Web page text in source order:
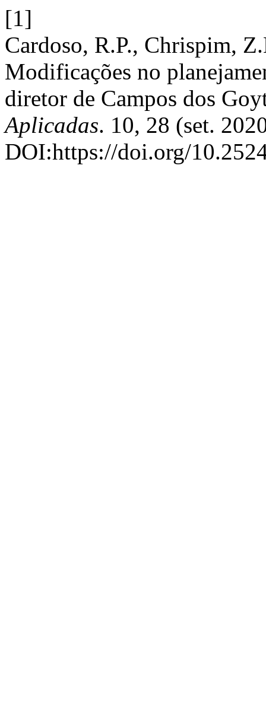
[1]
Cardoso, R.P., Chrispim,
Modificações no
diretor de Campos dos
Aplicadas. 10, 28 (set.
DOI:https://doi.org/